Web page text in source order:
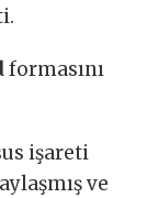
formasını
işareti
ve